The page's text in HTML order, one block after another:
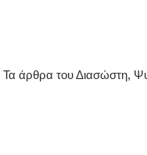
Τα άρθρα του Διασώστη,